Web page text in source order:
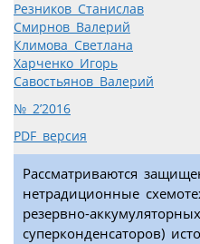
Резников Станислав
Смирнов Валерий
Климова Светлана
Харченко Игорь
Савостьянов Валерий
№ 2’2016
PDF версия
Рассматриваются
нетрадиционные
резервно-
суперконденсаторов)